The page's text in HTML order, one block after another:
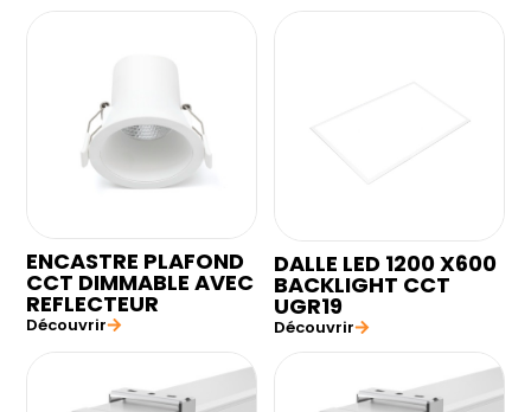
ENCASTRE PLAFOND
CCT DIMMABLE AVEC
REFLECTEUR
Découvrir
DALLE LED 1200 X600
BACKLIGHT CCT
UGR19
Découvrir